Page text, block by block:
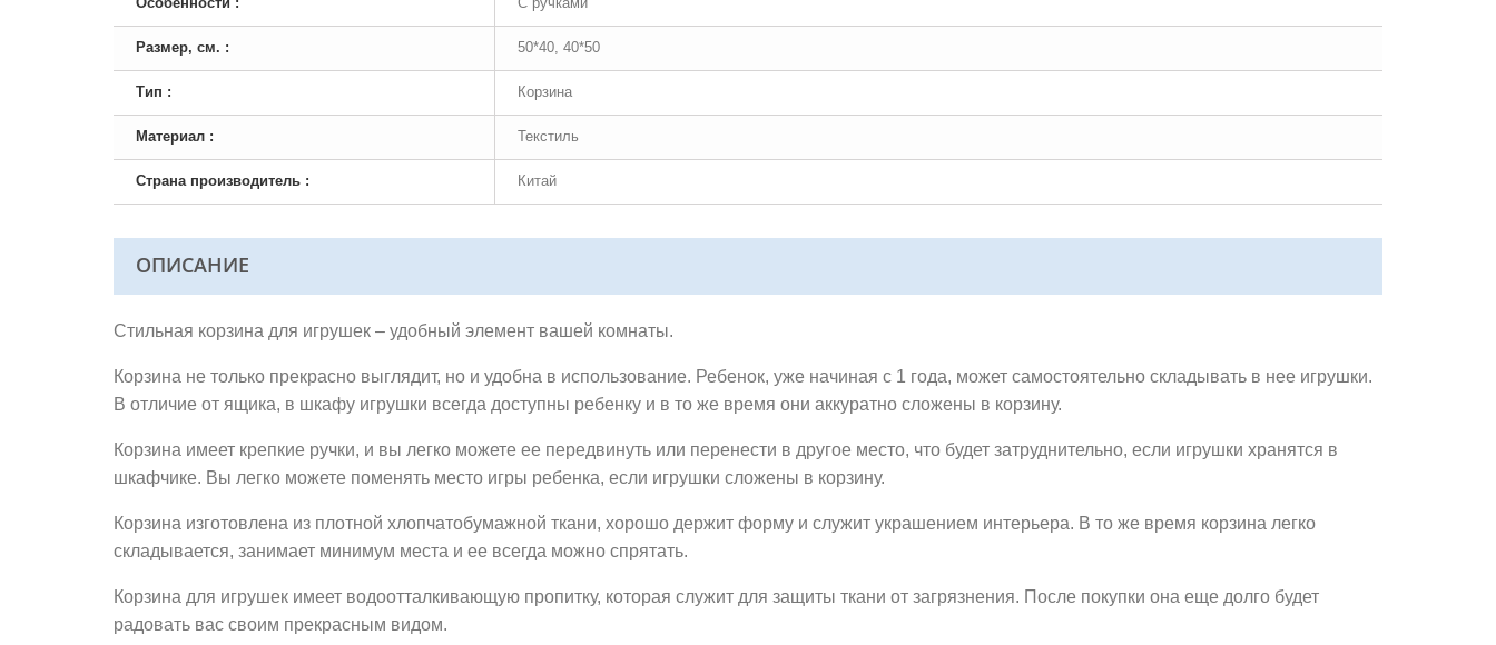
Размер, см. : 50*40, 40*50
Тип : Корзина
Материал : Текстиль
Страна производитель : Китай
ОПИСАНИЕ
Стильная корзина для игрушек – удобный элемент вашей комнаты.
Корзина не только прекрасно выглядит, но и удобна в использование. Ребенок, уже начиная с 1 года, может самостоятельно складывать в нее игрушки.
В отличие от ящика, в шкафу игрушки всегда доступны ребенку и в то же время они аккуратно сложены в корзину.
Корзина имеет крепкие ручки, и вы легко можете ее передвинуть или перенести в другое место, что будет затруднительно, если игрушки хранятся в
шкафчике. Вы легко можете поменять место игры ребенка, если игрушки сложены в корзину.
Корзина изготовлена из плотной хлопчатобумажной ткани, хорошо держит форму и служит украшением интерьера. В то же время корзина легко
складывается, занимает минимум места и ее всегда можно спрятать.
Корзина для игрушек имеет водоотталкивающую пропитку, которая служит для защиты ткани от загрязнения. После покупки она еще долго будет
радовать вас своим прекрасным видом.